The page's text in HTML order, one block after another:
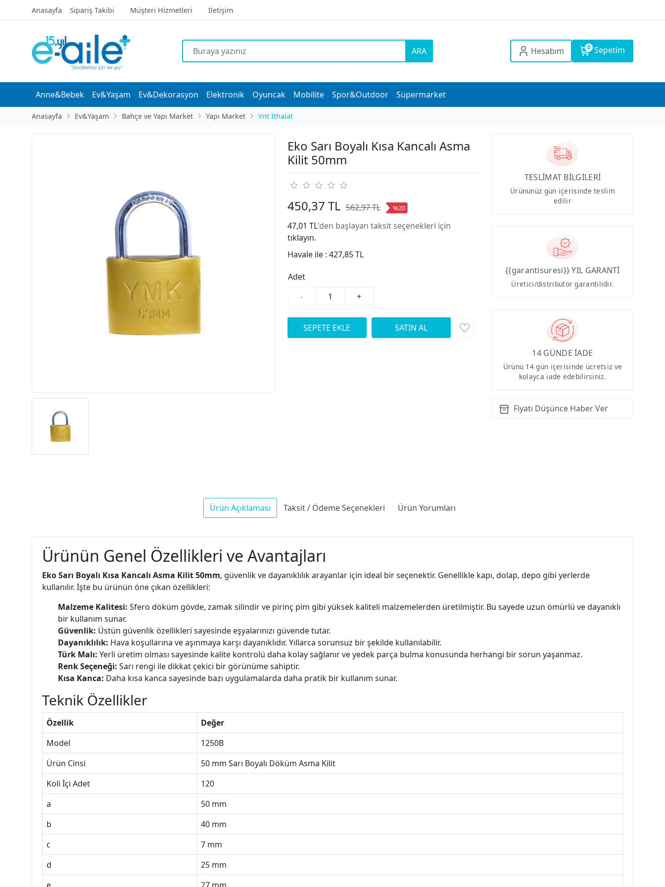
Anasayfa Sipariş Takibi Müşteri Hizmetleri İletişim
ARA Hesabım 0 Sepetim
Anne&Bebek Ev&Yaşam Ev&Dekorasyon Elektronik Oyuncak Mobilite Spor&Outdoor Süpermarket
Anasayfa Ev&Yaşam Bahçe ve Yapı Market Yapı Market Ynt İthalat
Eko Sarı Boyalı Kısa Kancalı Asma
Kilit 50mm
450,37 TL 562,97 TL %20
47,01 TL'den başlayan taksit seçenekleri için
tıklayın.
Havale ile : 427,85 TL
Adet
-
+
TESLİMAT BİLGİLERİ
Ürününüz gün içerisinde teslim
edilir
{{garantisuresi}} YIL GARANTİ
Üretici/distribütör garantilidir.
14 GÜNDE İADE
Ürünü 14 gün içerisinde ücretsiz ve
kolayca iade edebilirsiniz.
Fiyatı Düşünce Haber Ver
Ürün Açıklaması Taksit / Ödeme Seçenekleri Ürün Yorumları
Ürünün Genel Özellikleri ve Avantajları
Eko Sarı Boyalı Kısa Kancalı Asma Kilit 50mm, güvenlik ve dayanıklılık arayanlar için ideal bir seçenektir. Genellikle kapı, dolap, depo gibi yerlerde
kullanılır. İşte bu ürünün öne çıkan özellikleri:
Malzeme Kalitesi: Sfero döküm gövde, zamak silindir ve pirinç pim gibi yüksek kaliteli malzemelerden üretilmiştir. Bu sayede uzun ömürlü ve dayanıklı
bir kullanım sunar.
Güvenlik: Üstün güvenlik özellikleri sayesinde eşyalarınızı güvende tutar.
Dayanıklılık: Hava koşullarına ve aşınmaya karşı dayanıklıdır. Yıllarca sorunsuz bir şekilde kullanılabilir.
Türk Malı: Yerli üretim olması sayesinde kalite kontrolü daha kolay sağlanır ve yedek parça bulma konusunda herhangi bir sorun yaşanmaz.
Renk Seçeneği: Sarı rengi ile dikkat çekici bir görünüme sahiptir.
Kısa Kanca: Daha kısa kanca sayesinde bazı uygulamalarda daha pratik bir kullanım sunar.
Teknik Özellikler
Özellik
Değer
Model
1250B
Ürün Cinsi
50 mm Sarı Boyalı Döküm Asma Kilit
Koli İçi Adet
120
a
50 mm
b
40 mm
c
7 mm
d
25 mm